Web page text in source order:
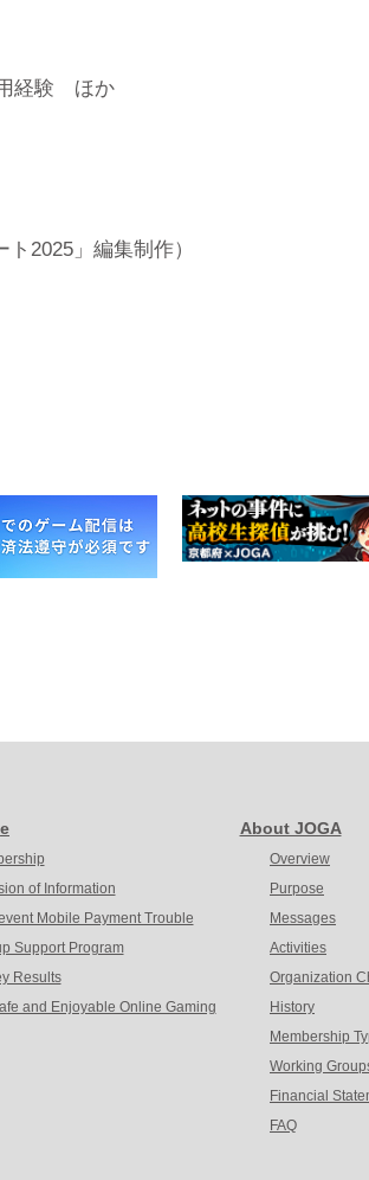
用経験 ほか
2025」編集制作）
of Information
Mobile Payment Trouble
Support Program
Results
and Enjoyable Online Gaming
About JOGA
Overview
Purpose
Messages
Activities
Organization
History
Membership
Working
Financial
FAQ